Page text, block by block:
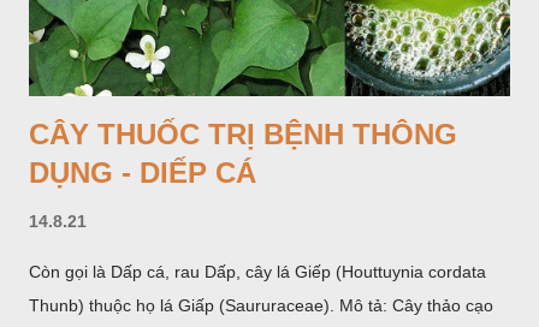
đồi để làm thức ăn cho người và gia súc, gặp nhiều ở các tỉnh
Lạng s...
CÂY THUỐC TRỊ BỆNH THÔNG
DỤNG - DIẾP CÁ
14.8.21
Còn gọi là Dấp cá, rau Dấp, cây lá Giếp (Houttuynia cordata
Thunb) thuộc họ lá Giấp (Saururaceae). Mô tả: Cây thảo cạo